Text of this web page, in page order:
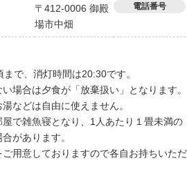
〒412-0006 御殿
場市中畑
電話番号
で、消灯時間は20:30です。
場合は夕食が「放棄扱い」となります。
などは自由に使えません。
屋で雑魚寝となり、1人あたり１畳未満の
があります。
ご用意しておりますので各自お持ちいただ